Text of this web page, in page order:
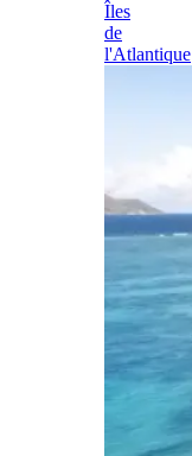
Îles
de
l'Atlantique